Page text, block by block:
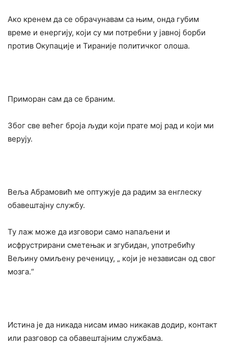
Ако кренем да се обрачунавам са њим, онда губим
време и енергију, који су ми потребни у јавној борби
против Окупације и Тираније политичког олоша.
Приморан сам да се браним.
Због све већег броја људи који прате мој рад и који ми
верују.
Веља Абрамовић ме оптужује да радим за енглеску
обавештајну службу.
Ту лаж може да изговори само напаљени и
исфрустрирани сметењак и згубидан, употребићу
Вељину омиљену реченицу, „ који је независан од свог
мозга.“
Истина је да никада нисам имао никакав додир, контакт
или разговор са обавештајним службама.